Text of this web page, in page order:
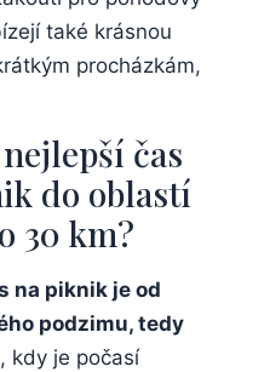
také krásnou
⁣procházkám,
čas
do oblastí
30 km?
⁤na piknik ⁣je od
podzimu,⁢ tedy
, kdy je počasí